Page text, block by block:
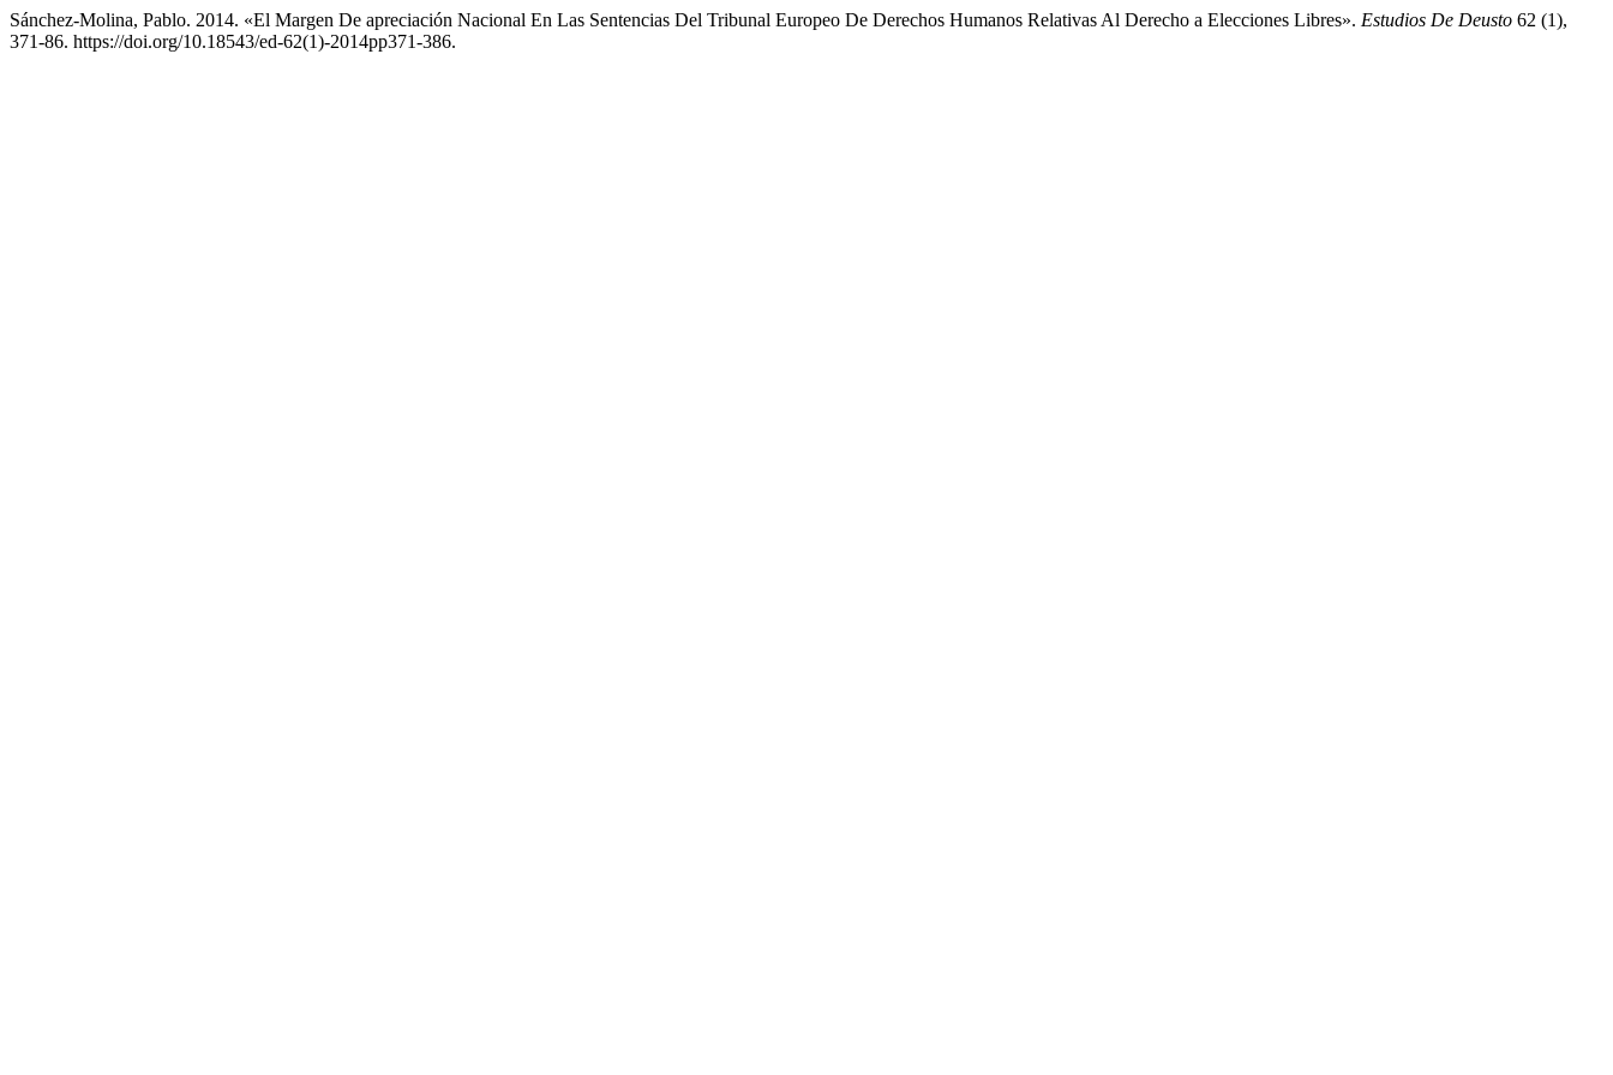
Sánchez-Molina, Pablo. 2014. «El Margen De apreciación Nacional En Las Sentencias Del Tribunal Europeo De Derechos Humanos Relativas Al Derecho a Elecciones Libres». Estudios De Deusto 62 (1),
371-86. https://doi.org/10.18543/ed-62(1)-2014pp371-386.